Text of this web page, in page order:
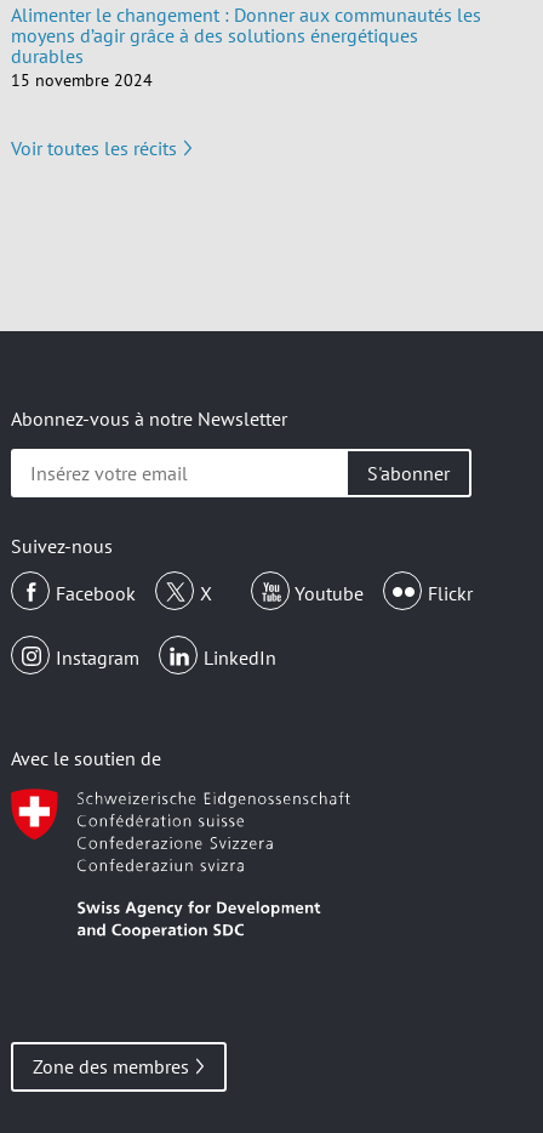
Alimenter le changement : Donner aux communautés les
moyens d’agir grâce à des solutions énergétiques
durables
15 novembre 2024
Voir toutes les récits
Abonnez-vous à notre Newsletter
Insérez
votre
Suivez-nous
Facebook
X Youtube Flickr
Instagram LinkedIn
Avec le soutien de
Zone des membres